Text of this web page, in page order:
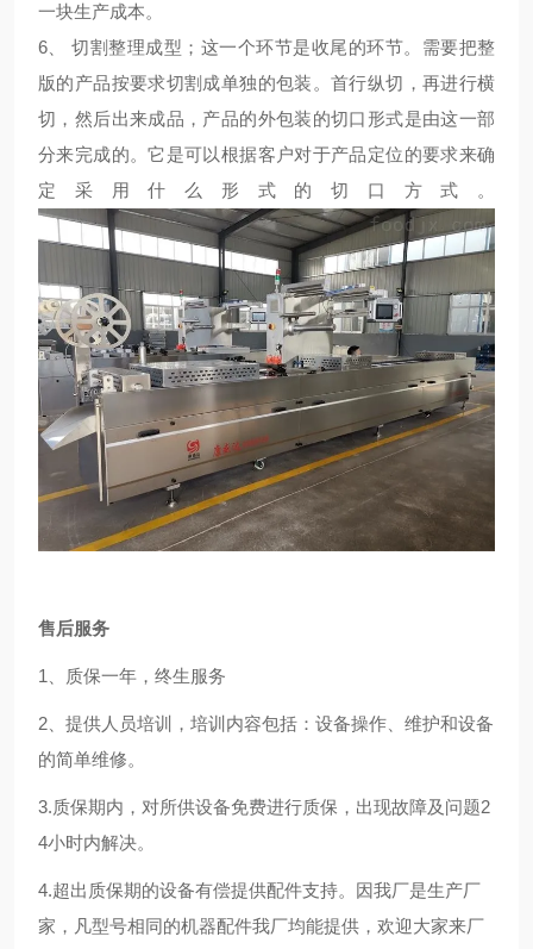
一块生产成本。
6、 切割整理成型；这一个环节是收尾的环节。需要把整
版的产品按要求切割成单独的包装。首行纵切，再进行横
切，然后出来成品，产品的外包装的切口形式是由这一部
分来完成的。它是可以根据客户对于产品定位的要求来确
定采用什么形式的切口方式。
售后服务
1 、质保一年，终生服务
2、提供人员培训，培训内容包括：设备操作、维护和设备
的简单维修。
3.质保期内，对所供设备免费进行质保，出现故障及问题2
4小时内解决。
4.超出质保期的设备有偿提供配件支持。因我厂是生产厂
家，凡型号相同的机器配件我厂均能提供，欢迎大家来厂